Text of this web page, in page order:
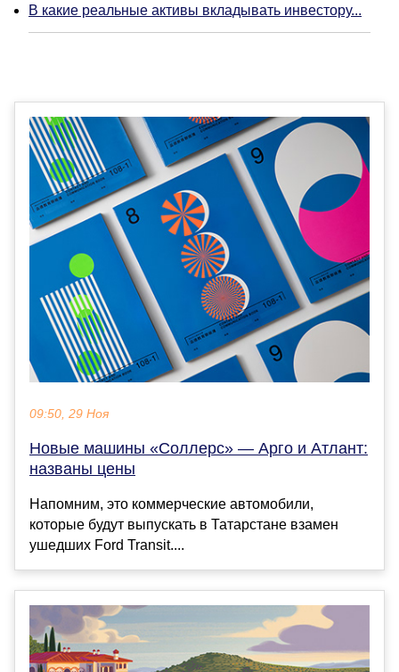
В какие реальные активы вкладывать инвестору...
09:50, 29 Ноя
Новые машины «Соллерс» — Арго и Атлант:
названы цены
Напомним, это коммерческие автомобили,
которые будут выпускать в Татарстане взамен
ушедших Ford Transit....